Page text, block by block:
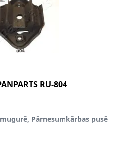
RU-804
Pārnesumkārbas pusē